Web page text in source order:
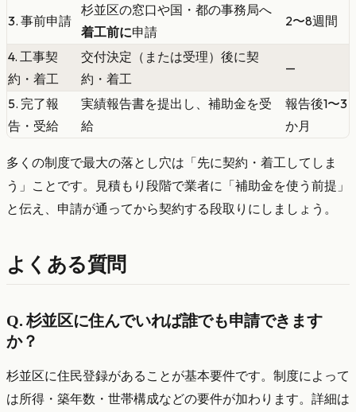
3. 事前申請
杉並区の窓口や国・都の事務局へ
着工前に申請
2〜8週間
4. 工事契
約・着工
交付決定（または受理）後に契
約・着工
—
5. 完了報
告・受給
実績報告書を提出し、補助金を受
給
報告後1〜3
か月
多くの制度で最大の落とし穴は「先に契約・着工してしま
う」ことです。見積もり段階で業者に「補助金を使う前提」
と伝え、申請が通ってから契約する段取りにしましょう。
よくある質問
Q. 杉並区に住んでいれば誰でも申請できます
か？
杉並区に住民登録があることが基本要件です。制度によって
は所得・築年数・世帯構成などの要件が加わります。詳細は